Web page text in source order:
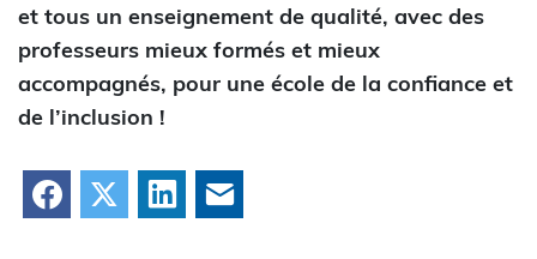
et tous un enseignement de qualité, avec des
professeurs mieux formés et mieux
accompagnés, pour une école de la confiance et
de l’inclusion !
Facebook LinkedIn